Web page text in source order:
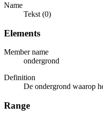
Name
Tekst (0)
Elements
Member name
ondergrond
Definition
De ondergrond waarop
Range